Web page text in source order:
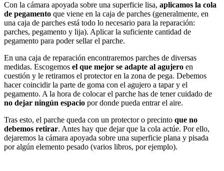
Con la cámara apoyada sobre una superficie lisa, aplicamos la cola
de pegamento que viene en la caja de parches (generalmente, en
una caja de parches está todo lo necesario para la reparación:
parches, pegamento y lija). Aplicar la suficiente cantidad de
pegamento para poder sellar el parche.
En una caja de reparación encontraremos parches de diversas
medidas. Escogemos el que mejor se adapte al agujero en
cuestión y le retiramos el protector en la zona de pega. Debemos
hacer coincidir la parte de goma con el agujero a tapar y el
pegamento. A la hora de colocar el parche has de tener cuidado de
no dejar ningún espacio por donde pueda entrar el aire.
Tras esto, el parche queda con un protector o precinto que no
debemos retirar. Antes hay que dejar que la cola actúe. Por ello,
dejaremos la cámara apoyada sobre una superficie plana y pisada
por algún elemento pesado (varios libros, por ejemplo).